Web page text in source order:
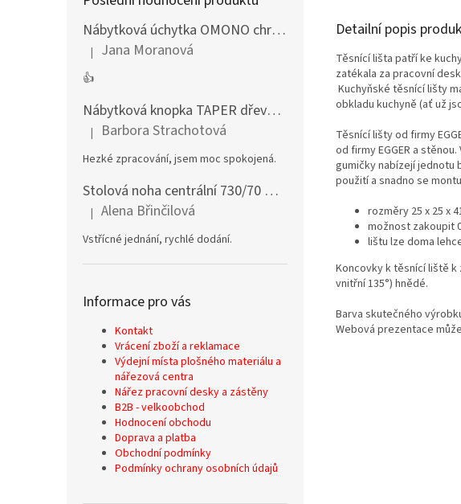
Nábytková úchytka OMONO chrom lesklý
Hodnocení produktu je 5 z 5 hvězdiček.
| Jana Moranová
👍
Nábytková knopka TAPER dřevěná dub lakovaný
Hodnocení produktu je 5 z 5 hvězdiček.
| Barbora Strachotová
Hezké zpracování, jsem moc spokojená.
Stolová noha centrální 730/70 mm stříbrná
Hodnocení produktu je 5 z 5 hvězdiček.
| Alena Břinčilová
Vstřícné jednání, rychlé dodání.
Informace pro vás
Kontakt
Vrácení zboží a reklamace
Výdejní místa plošného materiálu a
nářezová centra
Nářez pracovní desky a zástěny
B2B - velkoobchod
Hodnocení obchodu
Doprava a platba
Obchodní podmínky
Podmínky ochrany osobních údajů
Detailní popis
Těsnící lišta patří ke
zatékala za pracovní
Kuchyňské těsnící lišty
obkladu kuchyně (ať už
Těsnící lišty od firmy
od firmy EGGER a
gumičky nabízejí jednotu
použití a snadno se
rozměry 25 x 25 x
možnost zakoupit
lištu lze doma
Koncovky k těsnící liště k
vnitřní 135°) hnědé.
Barva skutečného
Webová prezentace